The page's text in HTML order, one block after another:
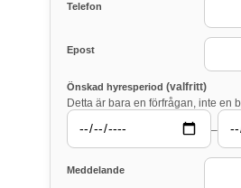
Telefon
Epost
Önskad hyresperiod (valfritt)
Detta är bara en förfrågan, inte en
–
Meddelande